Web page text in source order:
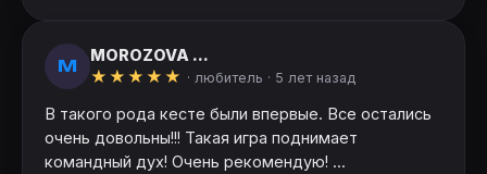
M
MOROZOVA ...
★ ★ ★ ★ ★ · любитель · 5 лет назад
В такого рода кесте были впервые. Все остались
очень довольны!!! Такая игра поднимает
командный дух! Очень рекомендую! ...